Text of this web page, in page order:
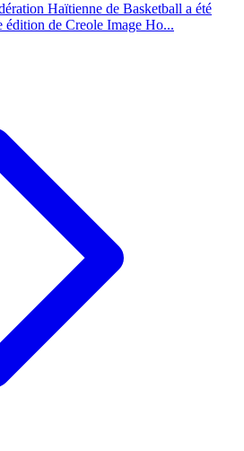
Haïtienne de Basketball a été
édition de Creole Image Ho...